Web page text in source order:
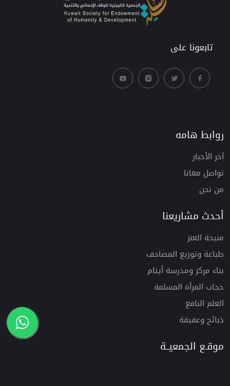
تابعونا على
روابط هامه
آخر الأخبار
تواصل معانا
من نحن
أحدث مشاريعنا
منيحة العنز
طباعة وتوزيع المصاحف
بناء مركز ومدرسة أيتام
حجاب المرأة المسلمة
العلم النافع
ذبائح وعقيقة
موقـع الجمعيــة